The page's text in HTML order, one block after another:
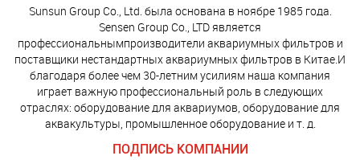
Sunsun Group Co., Ltd. была основана в ноябре 1985 года.
Sensen Group Co., LTD является
профессиональнымпроизводители аквариумных фильтров и
поставщики нестандартных аквариумных фильтров в Китае.И
благодаря более чем 30-летним усилиям наша компания
играет важную профессиональный роль в следующих
отраслях: оборудование для аквариумов, оборудование для
аквакультуры, промышленное оборудование и т. д.
ПОДПИСЬ КОМПАНИИ